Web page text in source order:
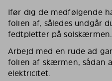
Ifør dig de medfølgende
folien af, således undgår
fedtpletter på solskærmen.
Arbejd med en rude ad
folien af skærmen, sådan
elektricitet.